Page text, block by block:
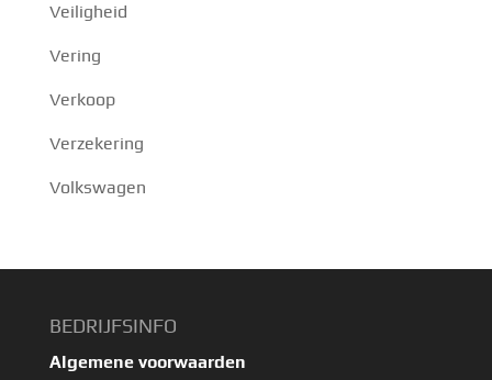
Veiligheid
Vering
Verkoop
Verzekering
Volkswagen
BEDRIJFSINFO
Algemene voorwaarden